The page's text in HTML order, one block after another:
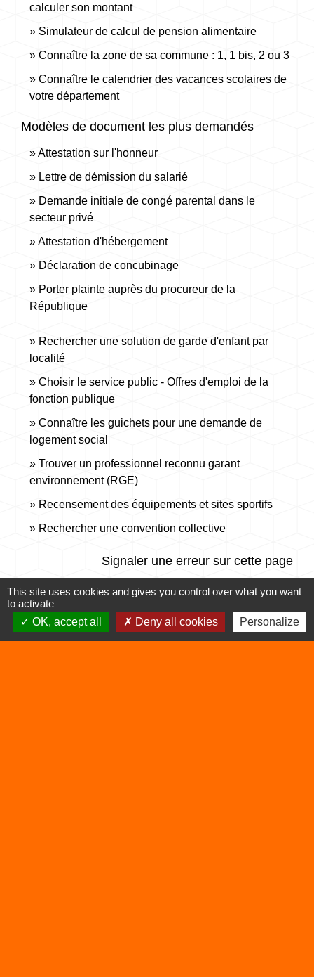
calculer son montant
Simulateur de calcul de pension alimentaire
Connaître la zone de sa commune : 1, 1 bis, 2 ou 3
Connaître le calendrier des vacances scolaires de
votre département
Modèles de document les plus demandés
Attestation sur l'honneur
Lettre de démission du salarié
Demande initiale de congé parental dans le
secteur privé
Attestation d'hébergement
Déclaration de concubinage
Porter plainte auprès du procureur de la
République
Rechercher une solution de garde d'enfant par
localité
Choisir le service public - Offres d'emploi de la
fonction publique
Connaître les guichets pour une demande de
logement social
Trouver un professionnel reconnu garant
environnement (RGE)
Recensement des équipements et sites sportifs
Rechercher une convention collective
Signaler une erreur sur cette page
This site uses cookies and gives you control over what you want
to activate
OK, accept all
Deny all cookies Personalize